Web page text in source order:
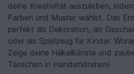
deine Kreativität auszuleben,
Farben und Muster wählst. Das
perfekt als Dekoration, als
oder als Spielzeug für Kinder.
Zeige deine Häkelkünste und
Tässchen in Handumdrehen!